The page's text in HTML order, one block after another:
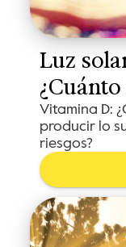
Luz
¿Cuánto
Vitamina D:
producir lo
riesgos?